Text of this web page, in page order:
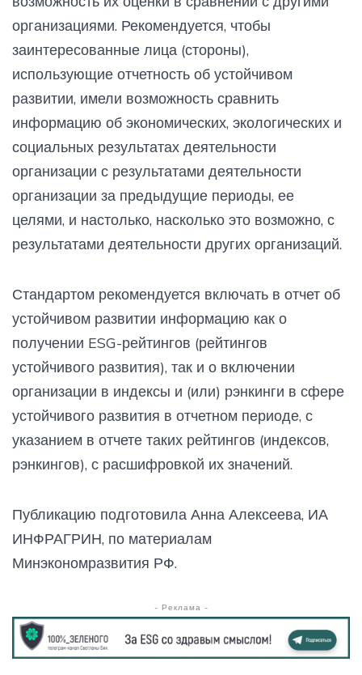
организациями. Рекомендуется, чтобы
заинтересованные лица (стороны),
использующие отчетность об устойчивом
развитии, имели возможность сравнить
информацию об экономических, экологических и
социальных результатах деятельности
организации с результатами деятельности
организации за предыдущие периоды, ее
целями, и настолько, насколько это возможно, с
результатами деятельности других организаций.
Стандартом рекомендуется включать в отчет об
устойчивом развитии информацию как о
получении ESG-рейтингов (рейтингов
устойчивого развития), так и о включении
организации в индексы и (или) рэнкинги в сфере
устойчивого развития в отчетном периоде, с
указанием в отчете таких рейтингов (индексов,
рэнкингов), с расшифровкой их значений.
Публикацию подготовила Анна Алексеева, ИА
ИНФРАГРИН, по материалам
Минэкономразвития РФ.
- Реклама -